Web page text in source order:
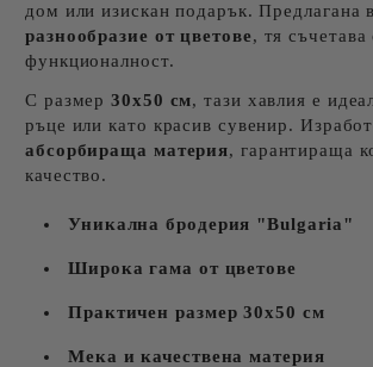
дом или изискан подарък. Предлагана
разнообразие от цветове, тя съчетава
функционалност.
С размер30х50 см, тази хавлия е
ръце или като красив сувенир.
абсорбираща материя, гарантираща
качество.
Уникална бродерия "Bulgaria"
Широка гама от цветове
Практичен размер 30х50 см
Мека и качествена материя